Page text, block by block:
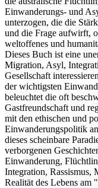
Einwanderungs- und
unterzogen, die die
und die Frage aufwirft,
weltoffenes und
Dieses Buch ist eine
Migration, Asyl,
Gesellschaft
der wichtigsten
beleuchtet die oft
Gastfreundschaft und
mit den ethischen und
Einwanderungspolitik
dieses scheinbare
verborgenen
Einwanderung,
Integration, Rassismus,
Realität des Lebens am